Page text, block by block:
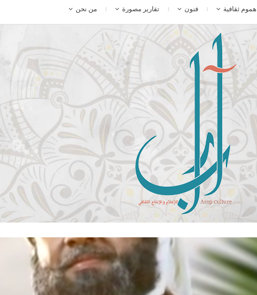
هموم ثقافية فنون تقارير مصورة من نحن